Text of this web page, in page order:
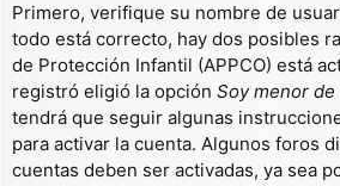
Primero, verifique su nombre de
todo está correcto, hay dos posibles
de Protección Infantil (APPCO) está
registró eligió la opción Soy menor de
tendrá que seguir algunas
para activar la cuenta. Algunos foros
cuentas deben ser activadas, ya sea